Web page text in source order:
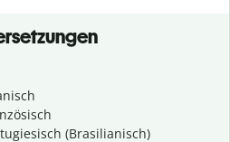
(Brasilianisch)